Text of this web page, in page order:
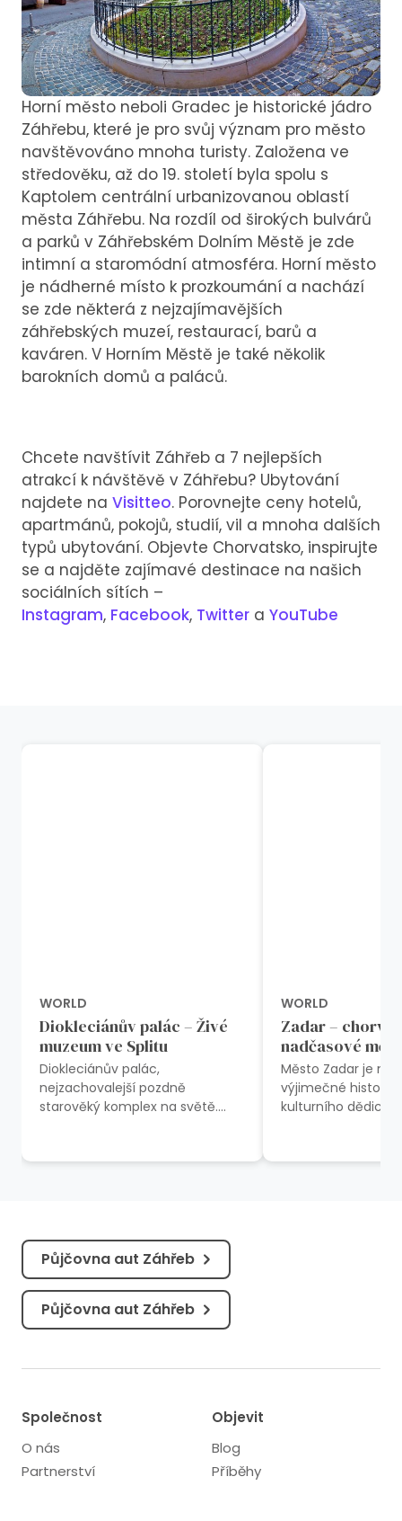
Horní město neboli Gradec je historické jádro
Záhřebu, které je pro svůj význam pro město
navštěvováno mnoha turisty. Založena ve
středověku, až do 19. století byla spolu s
Kaptolem centrální urbanizovanou oblastí
města Záhřebu. Na rozdíl od širokých bulvárů
a parků v Záhřebském Dolním Městě je zde
intimní a staromódní atmosféra. Horní město
je nádherné místo k prozkoumání a nachází
se zde některá z nejzajímavějších
záhřebských muzeí, restaurací, barů a
kaváren. V Horním Městě je také několik
barokních domů a paláců.
Chcete navštívit Záhřeb a 7 nejlepších
atrakcí k návštěvě v Záhřebu? Ubytování
najdete na Visitteo. Porovnejte ceny hotelů,
apartmánů, pokojů, studií, vil a mnoha dalších
typů ubytování. Objevte Chorvatsko, inspirujte
se a najděte zajímavé destinace na našich
sociálních sítích –
Instagram, Facebook, Twitter a YouTube
WORLD
Diokleciánův palác – Živé
muzeum ve Splitu
Diokleciánův palác,
nejzachovalejší pozdně
starověký komplex na světě.
přesného času...
WORLD
Zadar –
nadčasové
Město Zadar je
výjimečné historie
kulturního
středověkými...
Půjčovna aut Záhřeb
Půjčovna aut Záhřeb
Společnost
O nás
Partnerství
Objevit
Blog
Příběhy